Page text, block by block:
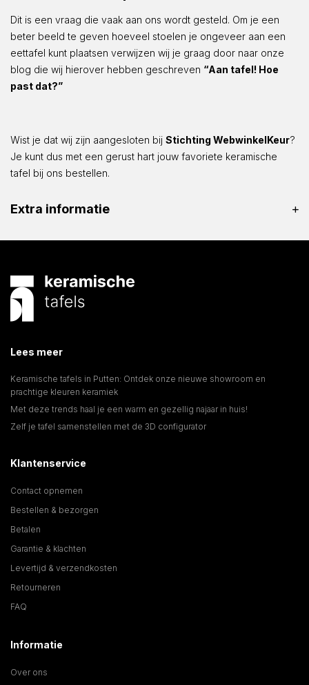
Dit is een vraag die vaak aan ons wordt gesteld. Om je een
beter beeld te geven hoeveel stoelen je ongeveer aan een
eettafel kunt plaatsen verwijzen wij je graag door naar onze
blog die wij hierover hebben geschreven “Aan tafel! Hoe
past dat?”
Wist je dat wij zijn aangesloten bij Stichting WebwinkelKeur?
Je kunt dus met een gerust hart jouw favoriete keramische
tafel bij ons bestellen.
Extra informatie
Lees meer
Keramische tafels in Putten: Ontdek onze nieuwe showroom en
prachtige kleuren keramiek
Met deze trends haal je een warm en gezellig najaar in huis!
Zelf je tafel samenstellen met de 3D configurator
Klantenservice
Contact opnemen
Bestellen & bezorgen
Betalen
Garantie & klachten
Levertijd & verzendkosten
Retourneren
FAQ
Informatie
Over ons